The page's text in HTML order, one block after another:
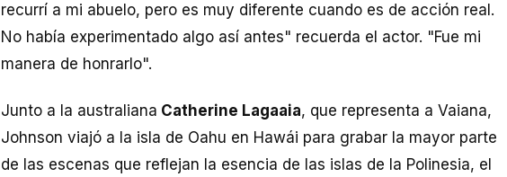
recurrí a mi abuelo, pero es muy diferente cuando es de acción real.
No había experimentado algo así antes" recuerda el actor. "Fue mi
manera de honrarlo".
Junto a la australiana Catherine Lagaaia, que representa a Vaiana,
Johnson viajó a la isla de Oahu en Hawái para grabar la mayor parte
de las escenas que reflejan la esencia de las islas de la Polinesia, el